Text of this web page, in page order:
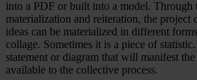
into a PDF or built into a model. Through
materialization and reiteration, the project
ideas can be materialized in different
collage. Sometimes it is a piece of
statement or diagram that will manifest
available to the collective process.